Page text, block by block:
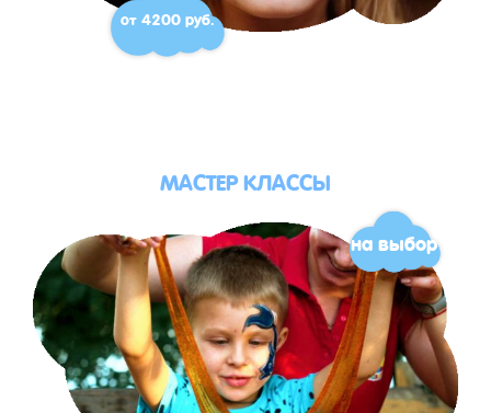
от 4200 руб.
МАСТЕР КЛАССЫ
на выбор